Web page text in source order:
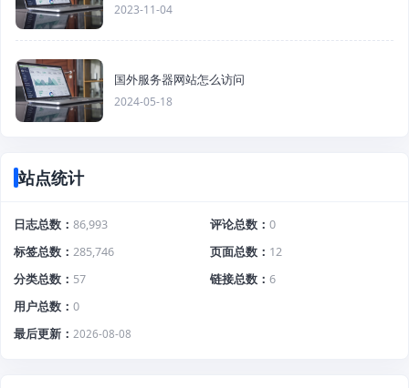
2023-11-04
国外服务器网站怎么访问
2024-05-18
站点统计
日志总数 86,993 评论总数
0
标签总数
285,746 页面总数
12
分类总数
57 链接总数
6
用户总数
0
最后更新
2026-08-08